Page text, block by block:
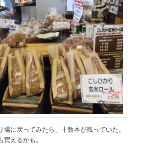
に戻ってみたら、十数本が残っていた。
えるかも。